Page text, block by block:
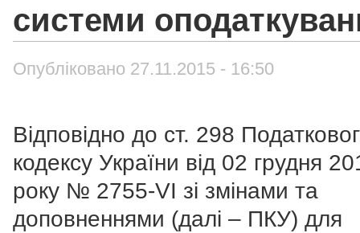
системи
Опубліковано 27.11.2015 - 16:50
Відповідно до ст. 298
кодексу України від 02 грудня
року № 2755-VI зі змінами та
доповненнями (далі – ПКУ) для